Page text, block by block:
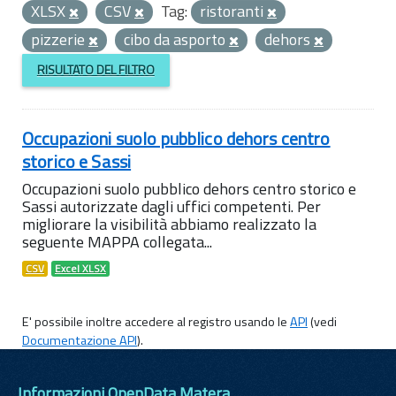
XLSX
CSV Tag: ristoranti
pizzerie
cibo da asporto dehors
RISULTATO DEL FILTRO
Occupazioni suolo pubblico dehors centro
storico e Sassi
Occupazioni suolo pubblico dehors centro storico e
Sassi autorizzate dagli uffici competenti. Per
migliorare la visibilità abbiamo realizzato la
seguente MAPPA collegata...
CSV Excel XLSX
E' possibile inoltre accedere al registro usando leAPI(vedi
Documentazione API).